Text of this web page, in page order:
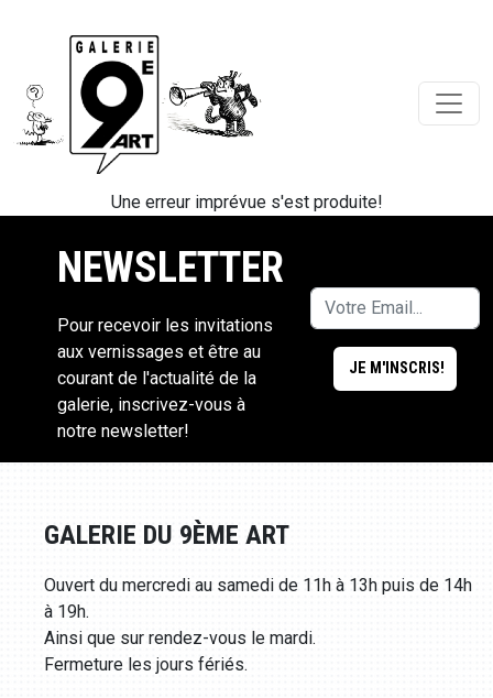
Une erreur imprévue s'est produite!
NEWSLETTER
Pour recevoir les invitations
aux vernissages et être au
courant de l'actualité de la
galerie, inscrivez-vous à
notre newsletter!
GALERIE DU 9ÈME ART
Ouvert du mercredi au samedi de 11h à 13h puis de 14h
à 19h.
Ainsi que sur rendez-vous le mardi.
Fermeture les jours fériés.